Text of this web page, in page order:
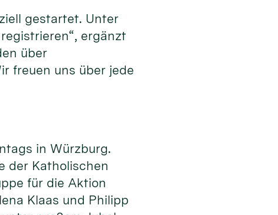
gestartet. Unter
ergänzt
über
freuen uns über jede
in Würzburg.
der Katholischen
für die Aktion
Klaas und Philipp